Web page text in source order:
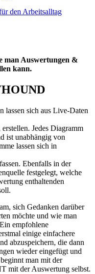
den Arbeitsalltag
man Auswertungen &
kann.
sich aus Live-Daten
erstellen. Jedes Diagramm
ist unabhängig von
lassen sich in
Ebenfalls in der
festgelegt, welche
enthaltenden
sich Gedanken darüber
möchte und wie man
empfohlene
einige einfachere
abzuspeichern, die dann
wieder eingefügt und
man mit der
mit der Auswertung selbst.